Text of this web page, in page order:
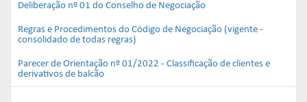
Deliberação nº 01 do Conselho de Negociação
Regras e Procedimentos do Código de Negociação (vigente -
consolidado de todas regras)
Parecer de Orientação nº 01/2022 - Classificação de clientes e
derivativos de balcão